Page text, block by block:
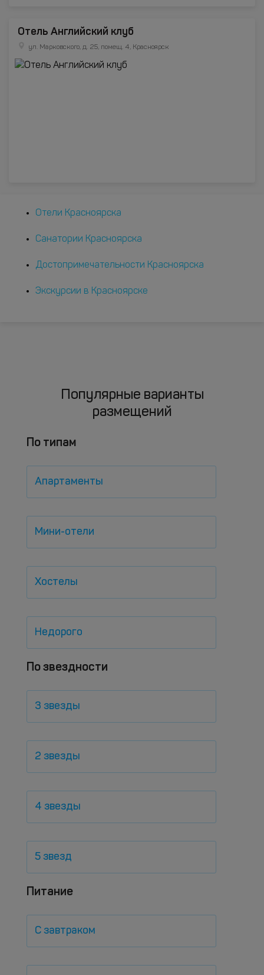
Отель Английский клуб
ул. Марковского, д. 25, помещ. 4, Красноярск
Отели Красноярска
Санатории Красноярска
Достопримечательности Красноярска
Экскурсии в Красноярске
Популярные варианты
размещений
По типам
Апартаменты
Мини-отели
Хостелы
Недорого
По звездности
3 звезды
2 звезды
4 звезды
5 звезд
Питание
С завтраком